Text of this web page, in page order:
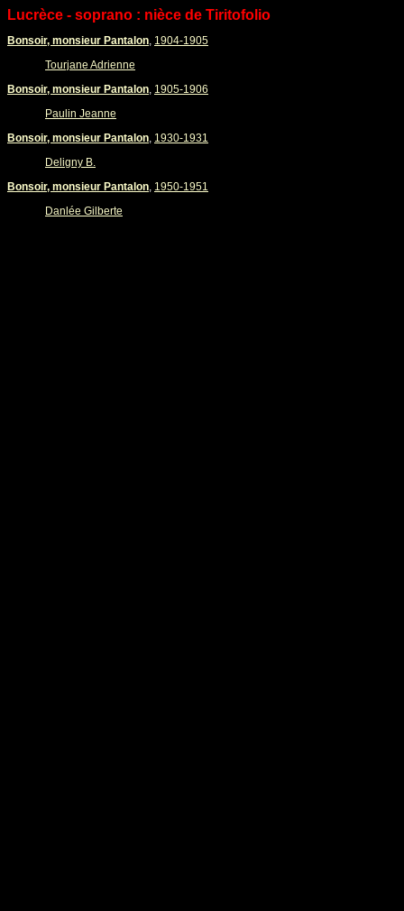
Lucrèce - soprano : nièce de Tiritofolio
Bonsoir, monsieur Pantalon, 1904-1905
Tourjane Adrienne
Bonsoir, monsieur Pantalon, 1905-1906
Paulin Jeanne
Bonsoir, monsieur Pantalon, 1930-1931
Deligny B.
Bonsoir, monsieur Pantalon, 1950-1951
Danlée Gilberte